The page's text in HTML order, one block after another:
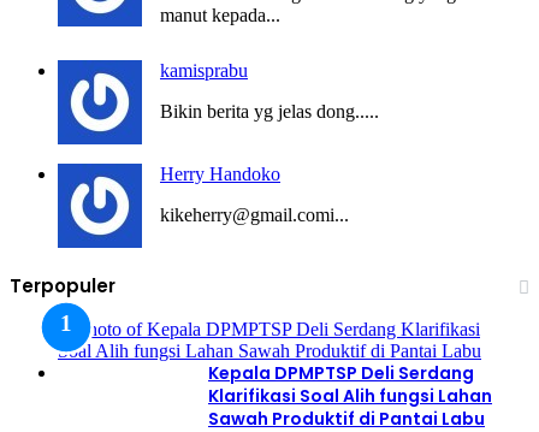
manut kepada...
kamisprabu
Bikin berita yg jelas dong.....
Herry Handoko
kikeherry@gmail.comi...
Terpopuler
Kepala DPMPTSP Deli Serdang
Klarifikasi Soal Alih fungsi Lahan
Sawah Produktif di Pantai Labu